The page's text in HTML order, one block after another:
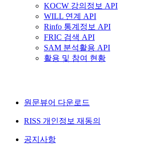
KOCW 강의정보 API
WILL 연계 API
Rinfo 통계정보 API
FRIC 검색 API
SAM 분석활용 API
활용 및 참여 현황
원문뷰어 다운로드
RISS 개인정보 재동의
공지사항